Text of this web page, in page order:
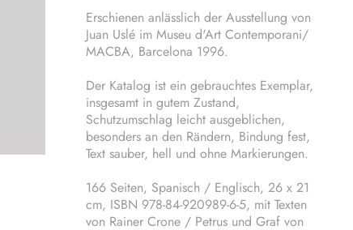
Erschienen anlässlich der Ausstellung von
Juan Uslé im Museu d'Art Contemporani/
MACBA, Barcelona 1996.
Der Katalog ist ein gebrauchtes Exemplar,
insgesamt in gutem Zustand,
Schutzumschlag leicht ausgeblichen,
besonders an den Rändern, Bindung fest,
Text sauber, hell und ohne Markierungen.
166 Seiten, Spanisch / Englisch, 26 x 21
cm, ISBN 978-84-920989-6-5, mit Texten
von Rainer Crone / Petrus und Graf von